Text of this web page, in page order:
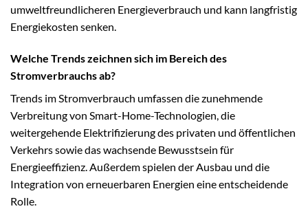
umweltfreundlicheren Energieverbrauch und kann langfristig
Energiekosten senken.
Welche Trends zeichnen sich im Bereich des
Stromverbrauchs ab?
Trends im Stromverbrauch umfassen die zunehmende
Verbreitung von Smart-Home-Technologien, die
weitergehende Elektrifizierung des privaten und öffentlichen
Verkehrs sowie das wachsende Bewusstsein für
Energieeffizienz. Außerdem spielen der Ausbau und die
Integration von erneuerbaren Energien eine entscheidende
Rolle.